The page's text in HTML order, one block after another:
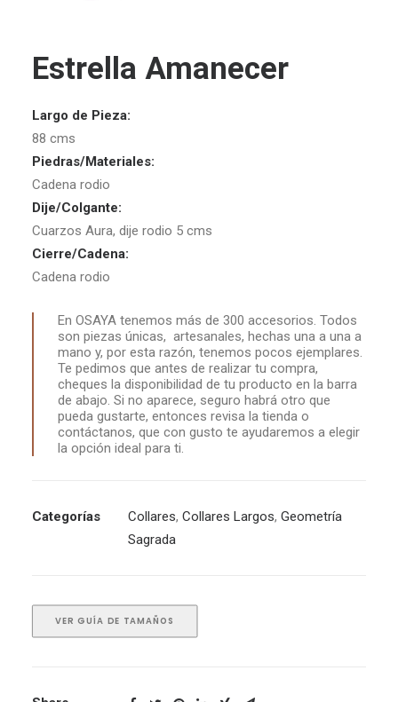
Estrella Amanecer
Largo de Pieza:
88 cms
Piedras/Materiales:
Cadena rodio
Dije/Colgante:
Cuarzos Aura, dije rodio 5 cms
Cierre/Cadena:
Cadena rodio
En OSAYA tenemos más de 300 accesorios. Todos
son piezas únicas, artesanales, hechas una a una a
mano y, por esta razón, tenemos pocos ejemplares.
Te pedimos que antes de realizar tu compra,
cheques la disponibilidad de tu producto en la barra
de abajo. Si no aparece, seguro habrá otro que
pueda gustarte, entonces revisa la tienda o
contáctanos, que con gusto te ayudaremos a elegir
la opción ideal para ti.
Categorías Collares, Collares Largos, Geometría
Sagrada
VER GUÍA DE TAMAÑOS